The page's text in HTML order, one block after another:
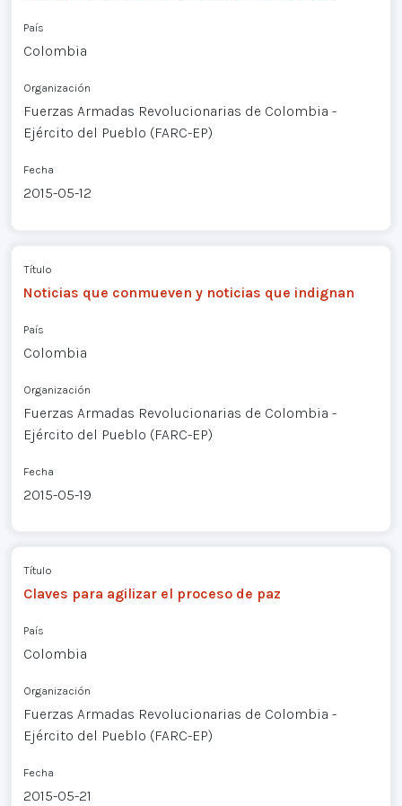
País
Colombia
Organización
Fuerzas Armadas Revolucionarias de Colombia -
Ejército del Pueblo (FARC-EP)
Fecha
2015-05-12
Título
Noticias que conmueven y noticias que indignan
País
Colombia
Organización
Fuerzas Armadas Revolucionarias de Colombia -
Ejército del Pueblo (FARC-EP)
Fecha
2015-05-19
Título
Claves para agilizar el proceso de paz
País
Colombia
Organización
Fuerzas Armadas Revolucionarias de Colombia -
Ejército del Pueblo (FARC-EP)
Fecha
2015-05-21